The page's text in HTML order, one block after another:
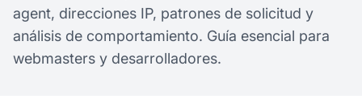
agent, direcciones IP, patrones de solicitud y
análisis de comportamiento. Guía esencial para
webmasters y desarrolladores.